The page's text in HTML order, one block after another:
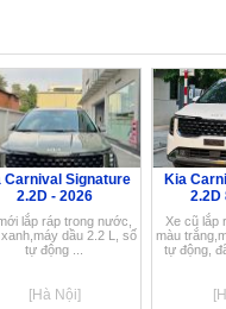
Carnival Signature
2.2D - 2026
lắp ráp trong nước,
dầu 2.2 L, số
tự động ...
[Hà Nội]
Kia
2.2D
Xe cũ lắp
màu
tự động,